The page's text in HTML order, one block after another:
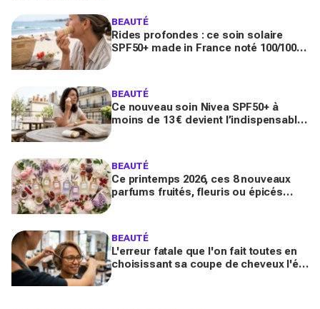
BEAUTÉ
Rides profondes : ce soin solaire
SPF50+ made in France noté 100/100
BEAUTÉ
Ce nouveau soin Nivea SPF50+ à
moins de 13 € devient l’indispensable
BEAUTÉ
Ce printemps 2026, ces 8 nouveaux
parfums fruités, fleuris ou épicés
BEAUTÉ
L'erreur fatale que l'on fait toutes en
choisissant sa coupe de cheveux l'été